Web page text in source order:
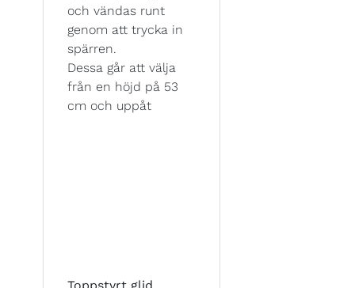
och vändas runt
genom att trycka in
spärren.
Dessa går att välja
från en höjd på 53
cm och uppåt